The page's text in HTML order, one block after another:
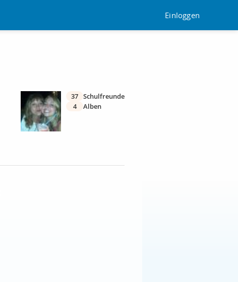
Einloggen
37 Schulfreunde
4
Alben